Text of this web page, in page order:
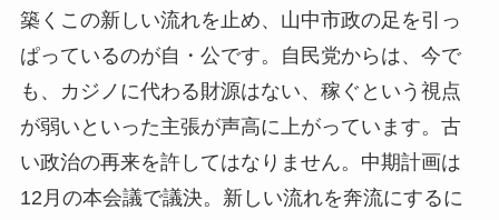
築くこの新しい流れを止め、山中市政の足を引っ
ぱっているのが自・公です。自民党からは、今で
も、カジノに代わる財源はない、稼ぐという視点
が弱いといった主張が声高に上がっています。古
い政治の再来を許してはなりません。中期計画は
12月の本会議で議決。新しい流れを奔流にするに